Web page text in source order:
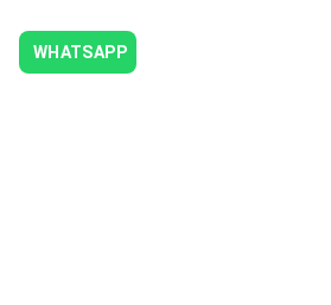
WHATSAPP